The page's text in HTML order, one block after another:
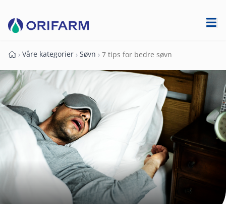
Forside
› Våre kategorier › Søvn › 7 tips for bedre søvn